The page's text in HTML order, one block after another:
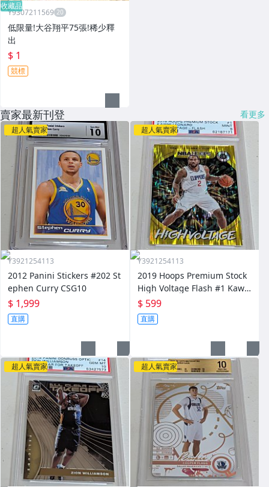
收藏品
Y9307211569
低限量!大谷翔平75張!稀少釋
出
$ 1
競標
賣家最新刊登 看更多
超人氣賣家
Y3921254113
2012 Panini Stickers #202 St
ephen Curry CSG10
$ 1,999
直購
超人氣賣家
Y3921254113
2019 Hoops Premium Stock
High Voltage Flash #1 Kawh
i Leonard PSA9
$ 599
直購
超人氣賣家 超人氣賣家